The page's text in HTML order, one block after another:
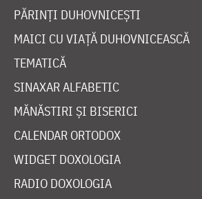
PĂRINȚI DUHOVNICEȘTI
MAICI CU VIAȚĂ DUHOVNICEASCĂ
TEMATICĂ
SINAXAR ALFABETIC
MĂNĂSTIRI ȘI BISERICI
CALENDAR ORTODOX
WIDGET DOXOLOGIA
RADIO DOXOLOGIA